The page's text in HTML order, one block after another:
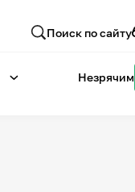
Поиск по сайту
Незрячим